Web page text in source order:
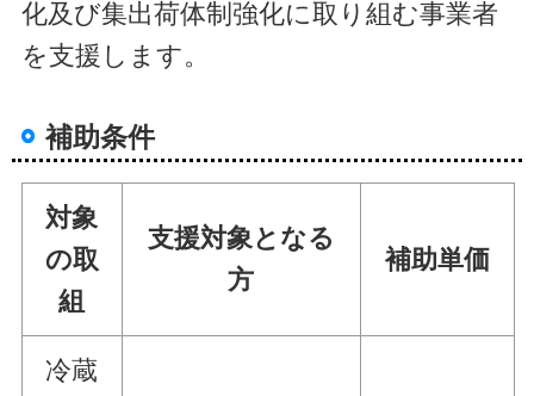
化及び集出荷体制強化に取り組む事業者
を支援します。
補助条件
対象
の取
組
支援対象となる
方
補助単価
冷蔵